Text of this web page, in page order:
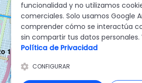
11
funcionalidad y no utilizamos
comerciales. Solo usamos Google
comprender cómo se interactúa
sin compartir tus datos personales.
Política de Privacidad
CONFIGURAR